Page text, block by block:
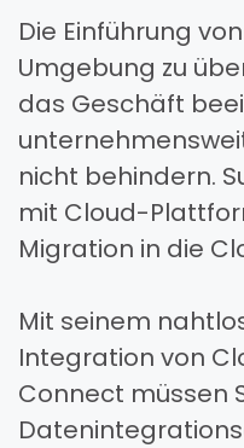
Die Einführung
Umgebung zu
das Geschäft
nicht behindern.
mit Cloud-
Migration in die
Mit seinem
Integration von
Connect müssen